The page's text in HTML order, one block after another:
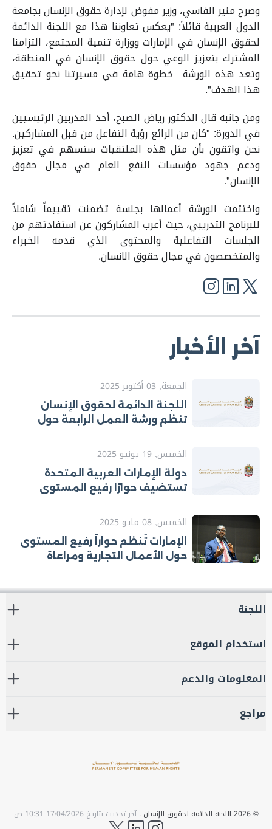
وصرح منير الفاسي، وزير مفوض لإدارة حقوق الإنسان بجامعة
الدول العربية قائلاً: "يعكس تعاوننا هذا مع اللجنة الدائمة
لحقوق الإنسان في الإمارات ووزارة تنمية المجتمع، التزامنا
المشترك بتعزيز الوعي حول حقوق الإنسان في المنطقة،
وتعد هذه الورشة خطوة هامة في مسيرتنا نحو تحقيق
هذا الهدف".
ومن جانبه قال الدكتور رياض الصبح، أحد المدربين الرئيسيين
في الدورة: "كان من الرائع رؤية التفاعل من قبل المشاركين.
نحن واثقون بأن مثل هذه الملتقيات ستسهم في تعزيز
ودعم جهود مؤسسات النفع العام في مجال حقوق
الإنسان".
واختتمت الورشة أعمالها بجلسة تضمنت تقييماً شاملاً
للبرنامج التدريبي، حيث أعرب المشاركون عن استفادتهم من
الجلسات التفاعلية والمحتوى الذي قدمه الخبراء
والمتخصصون في مجال حقوق الانسان.
آخر الأخبار
الجمعة, 03 أكتوبر 2025
اللجنة الدائمة لحقوق الإنسان
تنظم ورشة العمل الرابعة حول
التوصيات الصادرة عن الآليات
الخميس, 19 يونيو 2025
دولة الإمارات العربية المتحدة
تستضيف حوارًا رفيع المستوى
الإقليمية لحقوق الإنسان
الخميس, 08 مايو 2025
الإمارات تُنظم حواراً رفيع المستوى
حول الأعمال التجارية ومراعاة
اللجنة
استخدام الموقع
المعلومات والدعم
مراجع
©
2026 اللجنة الدائمة لحقوق الإنسان .آخر تحديث بتاريخ 17/04/2026 10:31 ص
instagram
LinkedIn
twitter